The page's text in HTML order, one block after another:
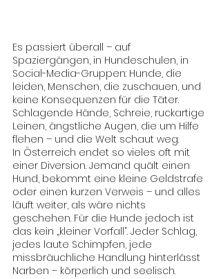
Es passiert überall – auf
Spaziergängen, in Hundeschulen, in
Social-Media-Gruppen: Hunde, die
leiden, Menschen, die zuschauen, und
keine Konsequenzen für die Täter.
Schlagende Hände, Schreie, ruckartige
Leinen, ängstliche Augen, die um Hilfe
flehen – und die Welt schaut weg.
In Österreich endet so vieles oft mit
einer Diversion. Jemand quält einen
Hund, bekommt eine kleine Geldstrafe
oder einen kurzen Verweis – und alles
läuft weiter, als wäre nichts
geschehen. Für die Hunde jedoch ist
das kein „kleiner Vorfall“. Jeder Schlag,
jedes laute Schimpfen, jede
missbräuchliche Handlung hinterlässt
Narben – körperlich und seelisch.